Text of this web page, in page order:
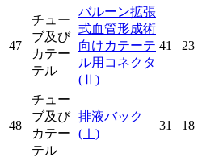
47
チュー
ブ及び
カテー
テル
バルーン拡張
式血管形成術
向けカテーテ
ル用コネクタ
(Ⅱ)
41 23
48
チュー
ブ及び
カテー
テル
排液バック
(Ⅰ)
31 18